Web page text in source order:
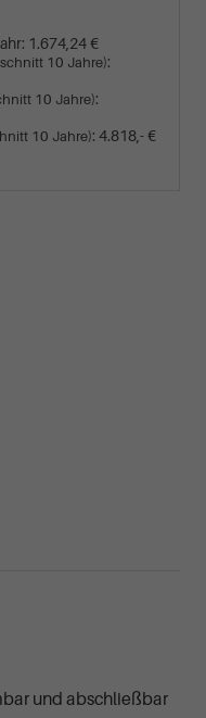
1.674,24 €
10 Jahre):
10 Jahre):
10 Jahre): 4.818,- €
und abschließbar